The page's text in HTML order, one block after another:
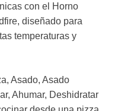
con el Horno
diseñado para
temperaturas y
Asado, Asado
Ahumar, Deshidratar